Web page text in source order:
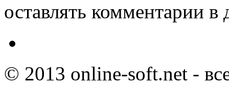
оставлять комментарии в
© 2013 online-soft.net -